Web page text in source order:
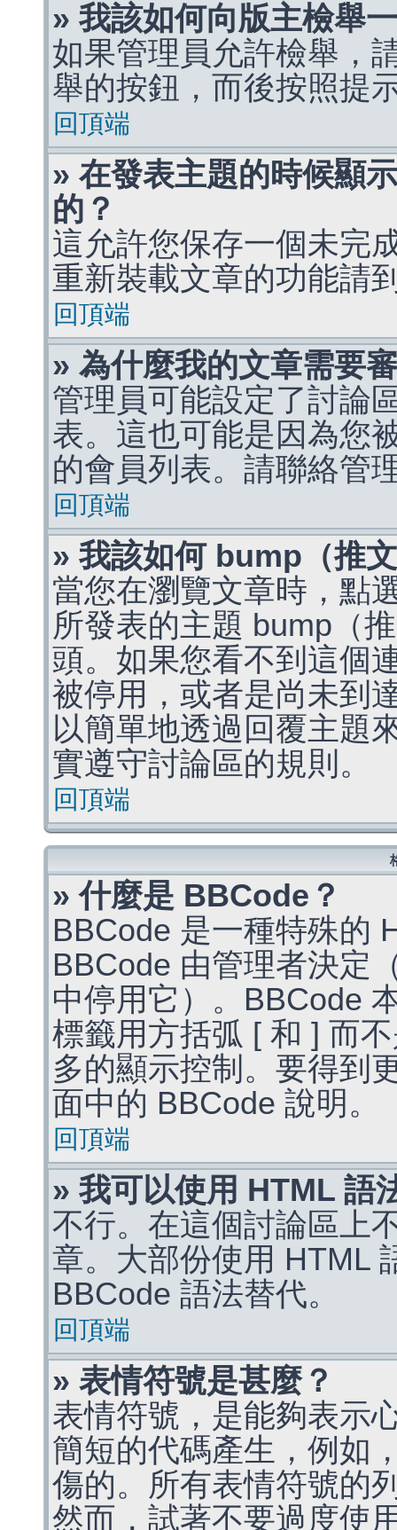
» 我該如何向版主檢舉
如果管理員允許檢舉，
舉的按鈕，而後按照提
回頂端
» 在發表主題的時候顯
的？
這允許您保存一個未完
重新裝載文章的功能請
回頂端
» 為什麼我的文章需要
管理員可能設定了討論
表。這也可能是因為您
的會員列表。請聯絡管
回頂端
» 我該如何 bump（推
當您在瀏覽文章時，點
所發表的主題 bump（
頭。如果您看不到這個
被停用，或者是尚未到
以簡單地透過回覆主題
實遵守討論區的規則。
回頂端
» 什麼是 BBCode？
BBCode 是一種特殊的
BBCode 由管理者決定
中停用它）。BBCode
標籤用方括弧 [ 和 ] 而
多的顯示控制。要得到
面中的 BBCode 說明。
回頂端
» 我可以使用 HTML 語
不行。在這個討論區上
章。大部份使用 HTML
BBCode 語法替代。
回頂端
» 表情符號是甚麼？
表情符號，是能夠表示
簡短的代碼產生，例如
傷的。所有表情符號的
然而，試著不要過度使